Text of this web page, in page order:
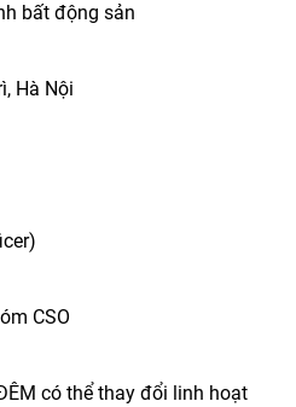
bất động sản
Hà Nội
CSO
có thể thay đổi linh hoạt